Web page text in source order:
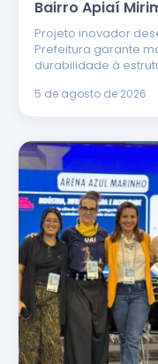
Bairro Apiaí
Projeto inovador
Prefeitura garante
durabilidade à
5 de agosto de 2026